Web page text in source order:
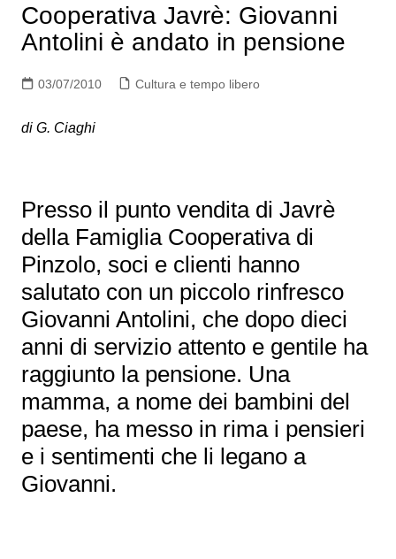
Cooperativa Javrè: Giovanni
Antolini è andato in pensione
03/07/2010 Cultura e tempo libero
di G. Ciaghi
Presso il punto vendita di Javrè
della Famiglia Cooperativa di
Pinzolo, soci e clienti hanno
salutato con un piccolo rinfresco
Giovanni Antolini, che dopo dieci
anni di servizio attento e gentile ha
raggiunto la pensione. Una
mamma, a nome dei bambini del
paese, ha messo in rima i pensieri
e i sentimenti che li legano a
Giovanni.